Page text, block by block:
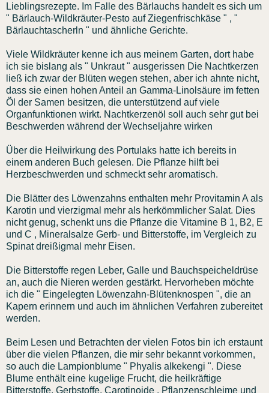
Lieblingsrezepte. Im Falle des Bärlauchs handelt es sich um
" Bärlauch-Wildkräuter-Pesto auf Ziegenfrischkäse " , "
Bärlauchtascherln " und ähnliche Gerichte.
Viele Wildkräuter kenne ich aus meinem Garten, dort habe
ich sie bislang als " Unkraut " ausgerissen Die Nachtkerzen
ließ ich zwar der Blüten wegen stehen, aber ich ahnte nicht,
dass sie einen hohen Anteil an Gamma-Linolsäure im fetten
Öl der Samen besitzen, die unterstützend auf viele
Organfunktionen wirkt. Nachtkerzenöl soll auch sehr gut bei
Beschwerden während der Wechseljahre wirken
Über die Heilwirkung des Portulaks hatte ich bereits in
einem anderen Buch gelesen. Die Pflanze hilft bei
Herzbeschwerden und schmeckt sehr aromatisch.
Die Blätter des Löwenzahns enthalten mehr Provitamin A als
Karotin und vierzigmal mehr als herkömmlicher Salat. Dies
nicht genug, schenkt uns die Pflanze die Vitamine B 1, B2, E
und C , Mineralsalze Gerb- und Bitterstoffe, im Vergleich zu
Spinat dreißigmal mehr Eisen.
Die Bitterstoffe regen Leber, Galle und Bauchspeicheldrüse
an, auch die Nieren werden gestärkt. Hervorheben möchte
ich die " Eingelegten Löwenzahn-Blütenknospen ", die an
Kapern erinnern und auch im ähnlichen Verfahren zubereitet
werden.
Beim Lesen und Betrachten der vielen Fotos bin ich erstaunt
über die vielen Pflanzen, die mir sehr bekannt vorkommen,
so auch die Lampionblume " Phyalis alkekengi ". Diese
Blume enthält eine kugelige Frucht, die heilkräftige
Bitterstoffe, Gerbstoffe, Carotinoide , Pflanzenschleime und